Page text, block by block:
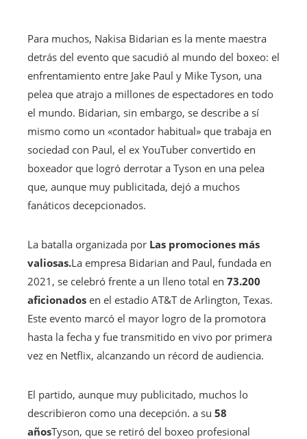
Para muchos, Nakisa Bidarian es la mente maestra
detrás del evento que sacudió al mundo del boxeo: el
enfrentamiento entre Jake Paul y Mike Tyson, una
pelea que atrajo a millones de espectadores en todo
el mundo. Bidarian, sin embargo, se describe a sí
mismo como un «contador habitual» que trabaja en
sociedad con Paul, el ex YouTuber convertido en
boxeador que logró derrotar a Tyson en una pelea
que, aunque muy publicitada, dejó a muchos
fanáticos decepcionados.
La batalla organizada por Las promociones más
valiosas.La empresa Bidarian and Paul, fundada en
2021, se celebró frente a un lleno total en 73.200
aficionados en el estadio AT&T de Arlington, Texas.
Este evento marcó el mayor logro de la promotora
hasta la fecha y fue transmitido en vivo por primera
vez en Netflix, alcanzando un récord de audiencia.
El partido, aunque muy publicitado, muchos lo
describieron como una decepción. a su 58
añosTyson, que se retiró del boxeo profesional